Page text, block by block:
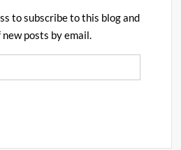
to subscribe to this blog and
posts by email.